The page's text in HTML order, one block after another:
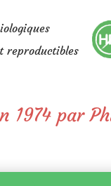
reproductibles
1974 par